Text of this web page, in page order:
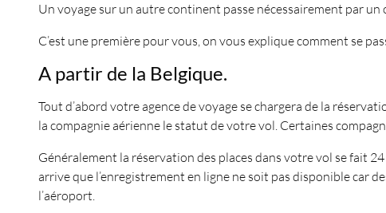
Un voyage sur un autre continent passe nécessairement par un
C’est une première pour vous, on vous explique comment se
A partir de la Belgique.
Tout d’abord votre agence de voyage se chargera de la
la compagnie aérienne le statut de votre vol. Certaines
Généralement la réservation des places dans votre vol se fait
arrive que l’enregistrement en ligne ne soit pas disponible car
l’aéroport.